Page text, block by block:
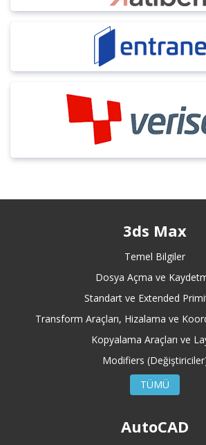
3ds Max
Temel Bilgiler
Dosya Açma ve
Standart ve Extended
Transform Araçları, Hizalama ve
Kopyalama Araçları ve
Modifiers
TÜMÜ
AutoCAD